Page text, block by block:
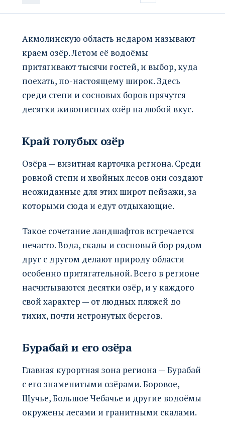
Акмолинскую область недаром называют
краем озёр. Летом её водоёмы
притягивают тысячи гостей, и выбор, куда
поехать, по-настоящему широк. Здесь
среди степи и сосновых боров прячутся
десятки живописных озёр на любой вкус.
Край голубых озёр
Озёра — визитная карточка региона. Среди
ровной степи и хвойных лесов они создают
неожиданные для этих широт пейзажи, за
которыми сюда и едут отдыхающие.
Такое сочетание ландшафтов встречается
нечасто. Вода, скалы и сосновый бор рядом
друг с другом делают природу области
особенно притягательной. Всего в регионе
насчитываются десятки озёр, и у каждого
свой характер — от людных пляжей до
тихих, почти нетронутых берегов.
Бурабай и его озёра
Главная курортная зона региона — Бурабай
с его знаменитыми озёрами. Боровое,
Щучье, Большое Чебачье и другие водоёмы
окружены лесами и гранитными скалами.